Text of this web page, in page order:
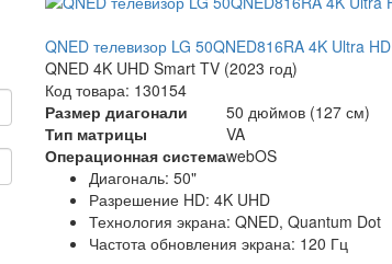
QNED телевизор LG 50QNED816RA 4K Ultra HD
QNED 4K UHD Smart TV (2023 год)
Код товара: 130154
Размер диагонали
50 дюймов (127 см)
Тип матрицы
VA
Операционная системаwebOS
Диагональ: 50"
Разрешение HD: 4K UHD
Технология экрана: QNED, Quantum Dot
Частота обновления экрана: 120 Гц